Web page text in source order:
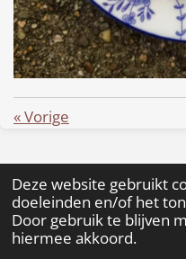
Deze website gebruikt
doeleinden en/of het
Door gebruik te blijven
hiermee akkoord.
«Vorige
© 2022 - 2026 Heal Thy Self
Powered byJouwWeb